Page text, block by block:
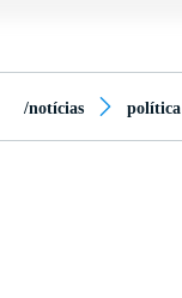
/notícias política